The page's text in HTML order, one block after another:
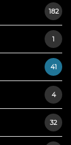
182
1
41
4
32